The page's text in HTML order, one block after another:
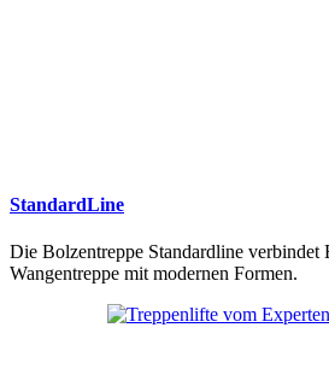
StandardLine
Die Bolzentreppe Standardline verbindet
Wangentreppe mit modernen Formen.